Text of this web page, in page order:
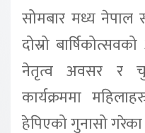
सोमबार मध्य नेपाल
दोस्रो
नेतृत्व अवसर र
कार्यक्रममा
हेपिएको गुनासो